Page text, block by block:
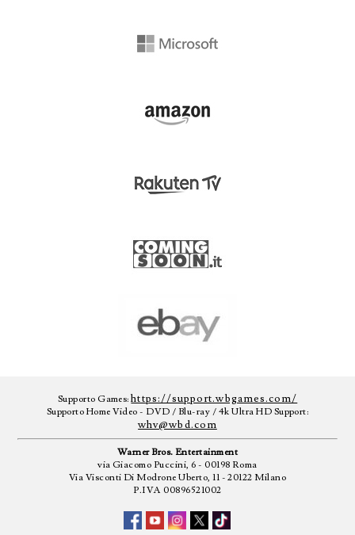
Supporto Games:https://support.wbgames.com/
Supporto Home Video - DVD / Blu-ray / 4k Ultra HD Support:
whv@wbd.com
Warner Bros. Entertainment
via Giacomo Puccini, 6 - 00198 Roma
Via Visconti Di Modrone Uberto, 11 - 20122 Milano
P.IVA 00896521002